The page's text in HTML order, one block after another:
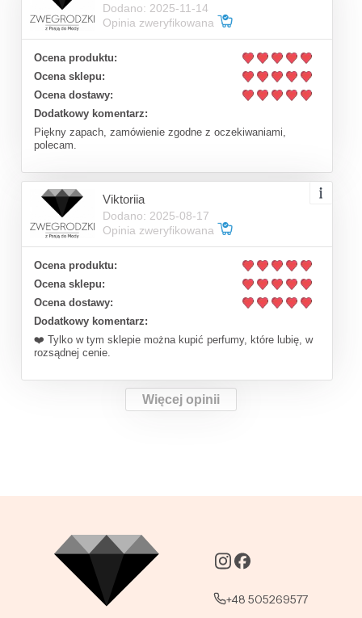
Dodano: 2025-11-14
Opinia zweryfikowana
Ocena produktu:
Ocena sklepu:
Ocena dostawy:
Dodatkowy komentarz:
Piękny zapach, zamówienie zgodne z oczekiwaniami,
polecam.
Viktoriia
Dodano: 2025-08-17
Opinia zweryfikowana
Ocena produktu:
Ocena sklepu:
Ocena dostawy:
Dodatkowy komentarz:
❤️ Tylko w tym sklepie można kupić perfumy, które lubię, w
rozsądnej cenie.
Więcej opinii
+48 505269577